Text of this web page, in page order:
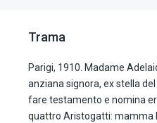
Trama
Parigi, 1910. Madame
anziana signora, ex stella
fare testamento e nomina
quattro Aristogatti: mamma